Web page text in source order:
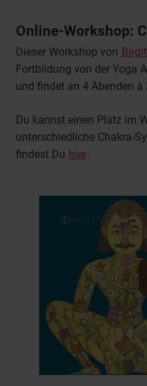
Online-Workshop:
Dieser Workshop von
Fortbildung von der Yoga
und findet an 4 Abenden à
Du kannst einen Platz im
unterschiedliche Chakra-
findest Du hier